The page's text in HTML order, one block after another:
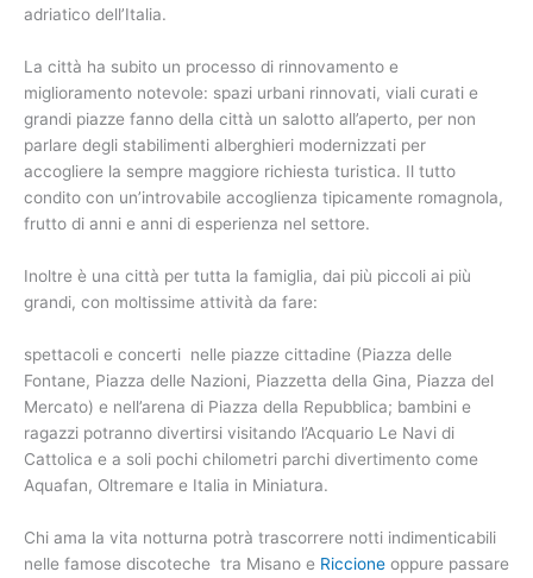
adriatico dell’Italia.
La città ha subito un processo di rinnovamento e
miglioramento notevole: spazi urbani rinnovati, viali curati e
grandi piazze fanno della città un salotto all’aperto, per non
parlare degli stabilimenti alberghieri modernizzati per
accogliere la sempre maggiore richiesta turistica. Il tutto
condito con un’introvabile accoglienza tipicamente romagnola,
frutto di anni e anni di esperienza nel settore.
Inoltre è una città per tutta la famiglia, dai più piccoli ai più
grandi, con moltissime attività da fare:
spettacoli e concerti nelle piazze cittadine (Piazza delle
Fontane, Piazza delle Nazioni, Piazzetta della Gina, Piazza del
Mercato) e nell’arena di Piazza della Repubblica; bambini e
ragazzi potranno divertirsi visitando l’Acquario Le Navi di
Cattolica e a soli pochi chilometri parchi divertimento come
Aquafan, Oltremare e Italia in Miniatura.
Chi ama la vita notturna potrà trascorrere notti indimenticabili
nelle famose discoteche tra Misano e Riccione oppure passare